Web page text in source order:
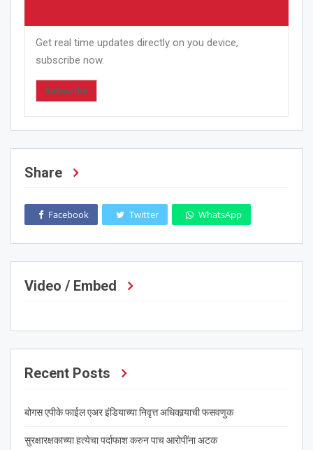
Get real time updates directly on you device,
subscribe now.
Subscribe
Share
Facebook Twitter WhatsApp
Video / Embed
Recent Posts
बोगस एपीके फाईल एअर इंडियाच्या निवृत्त अधिकार्‍याची फसवणुक
सुरक्षारक्षकाच्या हत्येचा पर्दाफाश करुन पाच आरोपींना अटक